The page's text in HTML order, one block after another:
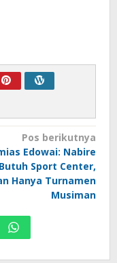
Pos berikutnya
Edowai: Nabire
Butuh Sport Center,
Hanya Turnamen
Musiman